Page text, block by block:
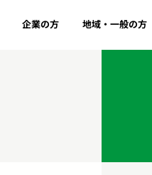
企業の方
地域・一般の方